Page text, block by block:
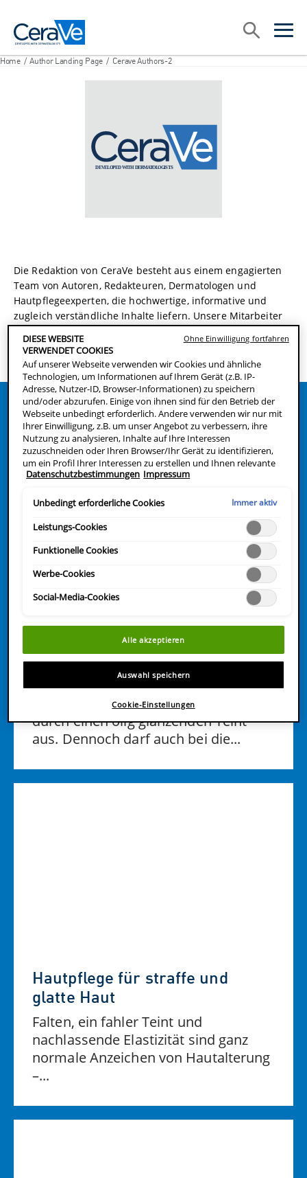
open
open
Suche
Home / Author Landing Page / Cerave Authors-2
Die Redaktion von CeraVe besteht aus einem engagierten
Team von Autoren, Redakteuren, Dermatologen und
Hautpflegeexperten, die hochwertige, informative und
zugleich verständliche Inhalte liefern. Unsere Mitarbeiter
sind Experten auf ihrem Gebiet und stellen sicher, dass
jeder Artikel präzise ist und den neuesten Stand der
Hautpflegewissenschaft wid...read more
Author’s Articles
Feuchtigkeitspflege für fettige
und unreine Haut
Fettige, unreine Haut zeichnet sich
durch einen ölig glänzenden Teint
aus. Dennoch darf auch bei die...
Hautpflege für straffe und
glatte Haut
Falten, ein fahler Teint und
nachlassende Elastizität sind ganz
normale Anzeichen von Hautalterung
–...
DIESE WEBSITE
VERWENDET COOKIES
Auf unserer Webseite verwenden wir Cookies und ähnliche
Technologien, um Informationen auf Ihrem Gerät (z.B. IP-
Adresse, Nutzer-ID, Browser-Informationen) zu speichern
und/oder abzurufen. Einige von ihnen sind für den Betrieb der
Webseite unbedingt erforderlich. Andere verwenden wir nur mit
Ihrer Einwilligung, z.B. um unser Angebot zu verbessern, ihre
Nutzung zu analysieren, Inhalte auf Ihre Interessen
zuzuschneiden oder Ihren Browser/Ihr Gerät zu identifizieren,
um ein Profil Ihrer Interessen zu erstellen und Ihnen relevante
Werbung auf anderen Onlineangeboten zu zeigen. Sie können
ablehnen ("Ohne Einwilligung fortfahren") oder die
("Auswahl speichern"). Zudem können Sie Ihre Einstellungen
(unter dem Link "Cookie-Einstellungen") jederzeit aufrufen und
nachträglich anpassen. Weitere Informationen enthalten unsere
Datenschutzbestimmungen Impressum
Unbedingt erforderliche Cookies Immer aktiv
Leistungs-Cookies
Funktionelle Cookies
Werbe-Cookies
Social-Media-Cookies
Alle akzeptieren
Auswahl speichern
Cookie-Einstellungen
Ohne Einwilligung fortfahren